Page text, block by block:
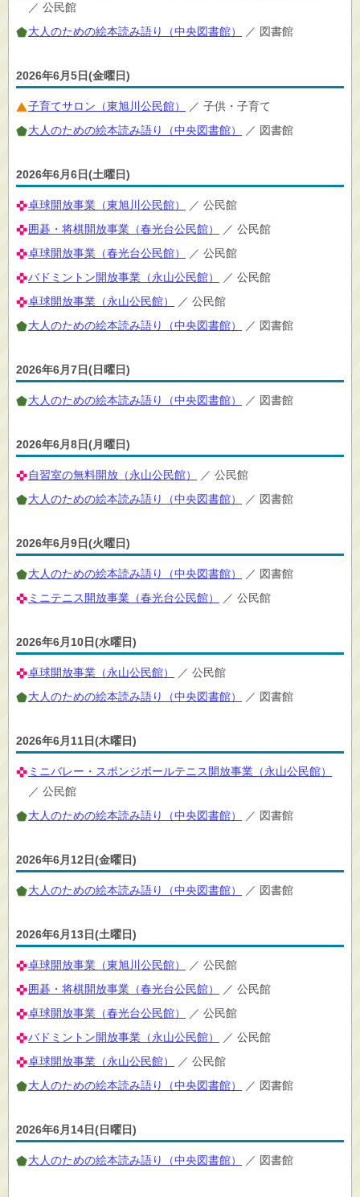
／ 公民館
大人のための絵本読み語り（中央図書館）
／ 図書館
2026年6月5日(金曜日)
子育てサロン（東旭川公民館）
／ 子供・子育て
大人のための絵本読み語り（中央図書館）
／ 図書館
2026年6月6日(土曜日)
卓球開放事業（東旭川公民館）
／ 公民館
囲碁・将棋開放事業（春光台公民館）
／ 公民館
卓球開放事業（春光台公民館）
／ 公民館
バドミントン開放事業（永山公民館）
／ 公民館
卓球開放事業（永山公民館）
／ 公民館
大人のための絵本読み語り（中央図書館）
／ 図書館
2026年6月7日(日曜日)
大人のための絵本読み語り（中央図書館） ／ 図書館
2026年6月8日(月曜日)
自習室の無料開放（永山公民館）
／ 公民館
大人のための絵本読み語り（中央図書館）
／ 図書館
2026年6月9日(火曜日)
大人のための絵本読み語り（中央図書館）
／ 図書館
ミニテニス開放事業（春光台公民館）
／ 公民館
2026年6月10日(水曜日)
卓球開放事業（永山公民館）
／ 公民館
大人のための絵本読み語り（中央図書館）
／ 図書館
2026年6月11日(木曜日)
ミニバレー・スポンジボールテニス開放事業（永山公民館）
／ 公民館
大人のための絵本読み語り（中央図書館）
／ 図書館
2026年6月12日(金曜日)
大人のための絵本読み語り（中央図書館） ／ 図書館
2026年6月13日(土曜日)
卓球開放事業（東旭川公民館）
／ 公民館
囲碁・将棋開放事業（春光台公民館）
／ 公民館
卓球開放事業（春光台公民館）
／ 公民館
バドミントン開放事業（永山公民館）
／ 公民館
卓球開放事業（永山公民館）
／ 公民館
大人のための絵本読み語り（中央図書館）
／ 図書館
2026年6月14日(日曜日)
大人のための絵本読み語り（中央図書館） ／ 図書館